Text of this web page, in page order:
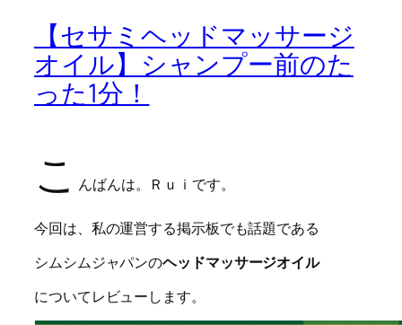
【セサミヘッドマッサージ
オイル】シャンプー前のた
った1分！
こ んばんは。Ｒｕｉです。
今回は、私の運営する掲示板でも話題である
シムシムジャパンのヘッドマッサージオイル
についてレビューします。